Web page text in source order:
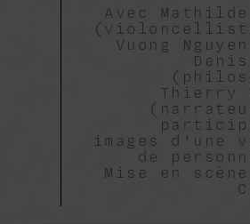
Avec
Vuong
Thierry
images d'une
de
Mise en